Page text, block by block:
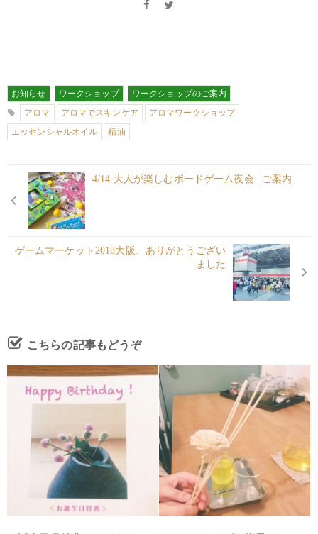
お知らせ ワークショップ
ワークショップのご案内
アロマ
アロマでスキンケア
アロマワークショップ
エッセンシャルオイル
精油
4/14 大人が楽しむボードゲーム夜会 | ご案内
ゲームマーケット2018大阪、ありがとうござい
ました
こちらの記事もどうぞ